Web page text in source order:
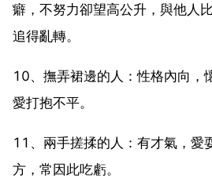
癖，不努力卻望高公升，與他人
追得亂轉。
10、撫弄裙邊的人：性格內向，
愛打抱不平。
11、兩手搓揉的人：有才氣，愛
方，常因此吃虧。